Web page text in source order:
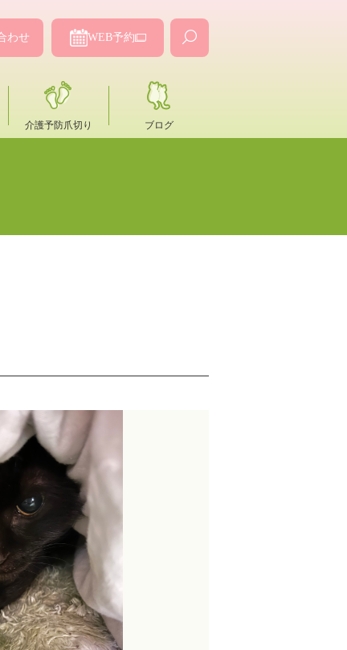
介護予防爪切り ブログ
わせ WEB予約